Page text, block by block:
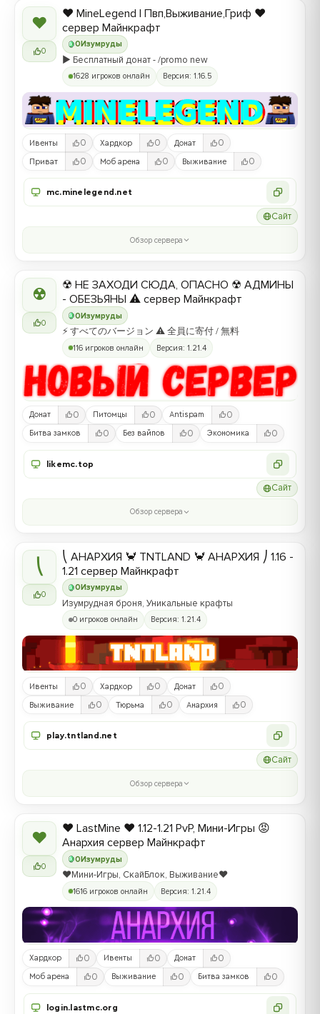
❤
0
0 Изумруды
❤️ MineLegend | Пвп,Выживание,Гриф ❤️
сервер Майнкрафт
▶️ Бесплатный донат - /promo new
1628 игроков онлайн Версия: 1.16.5
Ивенты 0 Хардкор 0 Донат 0
Приват 0 Моб арена 0 Выживание 0
mc.minelegend.net
Сайт
Обзор сервера
☢
0
0Изумруды
☢ НЕ ЗАХОДИ СЮДА, ОПАСНО ☢ АДМИНЫ
- ОБЕЗЬЯНЫ ⚠ сервер Майнкрафт
⚡ すべてのバージョン ⚠ 全員に寄付 / 無料
116 игроков онлайн Версия: 1.21.4
Донат 0 Питомцы 0 Antispam 0
Битва замков 0 Без вайпов 0 Экономика 0
likemc.top
Сайт
Обзор сервера
⎝
0
0 Изумруды
⎝ АНАРХИЯ 🦀 TNTLAND 🦀 АНАРХИЯ ⎠ 1.16 -
1.21 сервер Майнкрафт
Изумрудная броня, Уникальные крафты
0 игроков онлайн Версия: 1.21.4
Ивенты 0 Хардкор 0 Донат 0
Выживание 0 Тюрьма 0 Анархия 0
play.tntland.net
Сайт
Обзор сервера
❤
0
0Изумруды
❤️ LastMine ❤️ 1.12-1.21 PvP, Мини-Игры 😡
Анархия сервер Майнкрафт
❤️Мини-Игры, СкайБлок, Выживание❤️
1616 игроков онлайн Версия: 1.21.4
Хардкор 0 Ивенты 0 Донат 0
Моб арена 0 Выживание 0 Битва замков 0
login.lastmc.org